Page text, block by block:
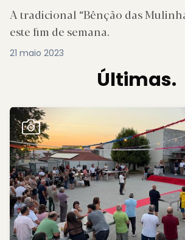
A tradicional “Bênção das
este fim de semana.
21 maio 2023
Últimas.